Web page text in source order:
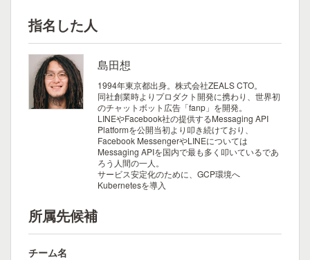
指名した人
島田想
1994年東京都出身。株式会社ZEALS CTO。
同社創業時よりプロダクト開発に携わり、世界初
のチャットボット広告「fanp」を開発。
LINEやFacebook社の提供するMessaging API
Platformを公開当初より叩き続けており、
Facebook MessengerやLINEについては
Messaging APIを国内で最も多く叩いているであ
ろう人間の一人。
サービス安定化のために、GCP環境へ
Kubernetesを導入
所属先候補
チーム名